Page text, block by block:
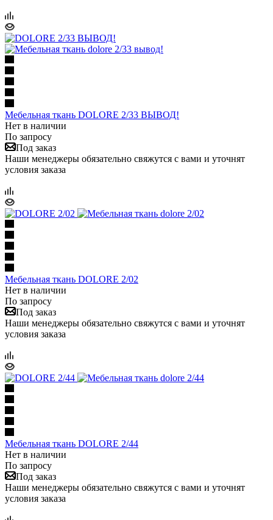
Мебельная ткань DOLORE 2/33 ВЫВОД!
Нет в наличии
По запросу
Под заказ
Наши менеджеры обязательно свяжутся с вами и уточнят
условия заказа
Мебельная ткань DOLORE 2/02
Нет в наличии
По запросу
Под заказ
Наши менеджеры обязательно свяжутся с вами и уточнят
условия заказа
Мебельная ткань DOLORE 2/44
Нет в наличии
По запросу
Под заказ
Наши менеджеры обязательно свяжутся с вами и уточнят
условия заказа